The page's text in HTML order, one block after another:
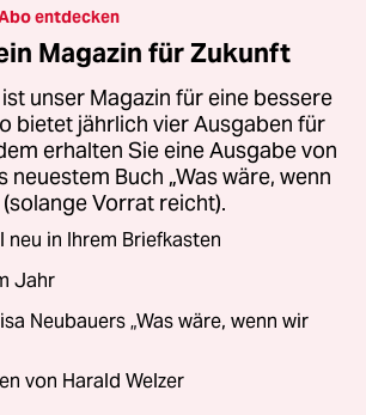
entdecken
Magazin für Zukunft
ist unser Magazin für eine bessere
bietet jährlich vier Ausgaben für
erhalten Sie eine Ausgabe von
neuestem Buch „Was wäre, wenn
Vorrat reicht).
neu in Ihrem Briefkasten
Jahr
Neubauers „Was wäre, wenn wir
von Harald Welzer